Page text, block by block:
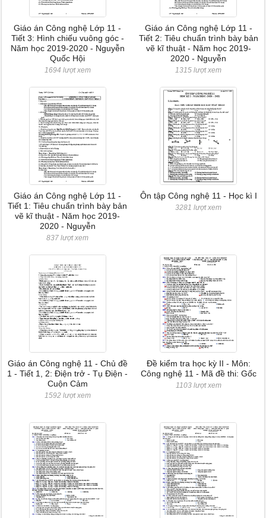
Giáo án Công nghệ Lớp 11 -
Tiết 3: Hình chiếu vuông góc -
Năm học 2019-2020 - Nguyễn
Quốc Hội
1694 lượt xem
Giáo án Công nghệ Lớp 11 -
Tiết 2: Tiêu chuẩn trình bày bản
vẽ kĩ thuật - Năm học 2019-
2020 - Nguyễn
1315 lượt xem
Giáo án Công nghệ Lớp 11 -
Tiết 1: Tiêu chuẩn trình bày bản
vẽ kĩ thuật - Năm học 2019-
2020 - Nguyễn
837 lượt xem
Ôn tập Công nghệ 11 - Học kì I
3281 lượt xem
Giáo án Công nghệ 11 - Chủ đề
1 - Tiết 1, 2: Điện trở - Tụ Điện -
Cuộn Cảm
1592 lượt xem
Đề kiểm tra học kỳ II - Môn:
Công nghệ 11 - Mã đề thi: Gốc
1103 lượt xem